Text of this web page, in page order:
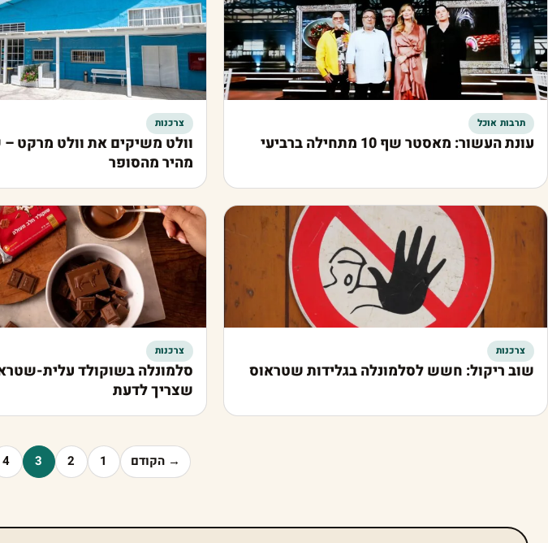
תרבות אוכל
עונת העשור: מאסטר שף 10 מתחילה ברביעי
צרכנות
וולט משיקים את וולט מרקט
מהיר מהסופר
צרכנות
שוב ריקול: חשש לסלמונלה בגלידות שטראוס
צרכנות
סלמונלה בשוקולד עלית-
שצריך לדעת
→ הקודם 1
2
3
4